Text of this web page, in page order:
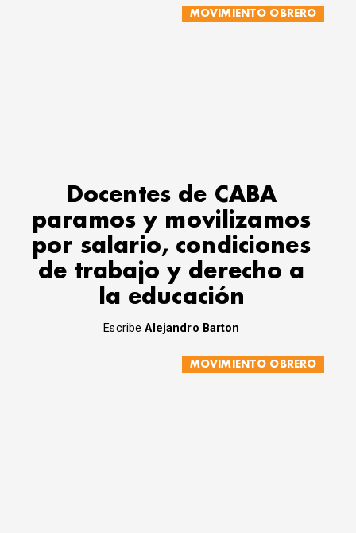
MOVIMIENTO OBRERO
Docentes de CABA
paramos y movilizamos
por salario, condiciones
de trabajo y derecho a
la educación
EscribeAlejandro Barton
MOVIMIENTO OBRERO